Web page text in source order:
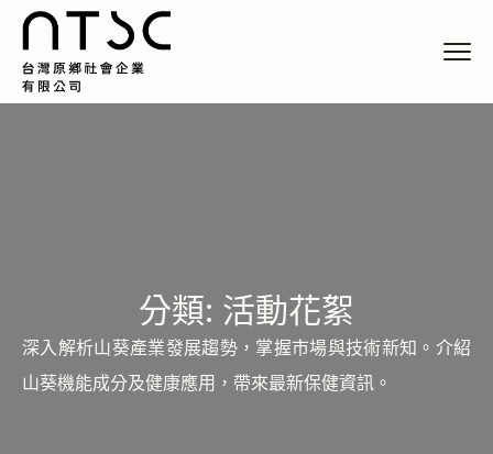
分類: 活動花絮
深入解析山葵產業發展趨勢，掌握市場與技術新知。介紹
山葵機能成分及健康應用，帶來最新保健資訊。